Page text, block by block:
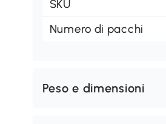
SKU
Numero di pacchi
Peso e dimensioni